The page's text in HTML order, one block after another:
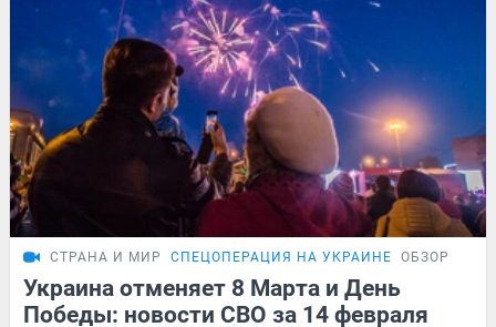
СТРАНА И МИР СПЕЦОПЕРАЦИЯ НА УКРАИНЕ ОБЗОР
Украина отменяет 8 Марта и День
Победы: новости СВО за 14 февраля